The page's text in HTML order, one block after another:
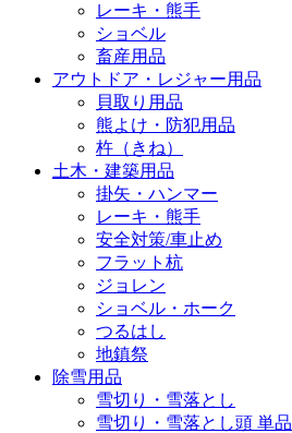
レーキ・熊手
ショベル
畜産用品
アウトドア・レジャー用品
貝取り用品
熊よけ・防犯用品
杵（きね）
土木・建築用品
掛矢・ハンマー
レーキ・熊手
安全対策/車止め
フラット杭
ジョレン
ショベル・ホーク
つるはし
地鎮祭
除雪用品
雪切り・雪落とし
雪切り・雪落とし頭 単品